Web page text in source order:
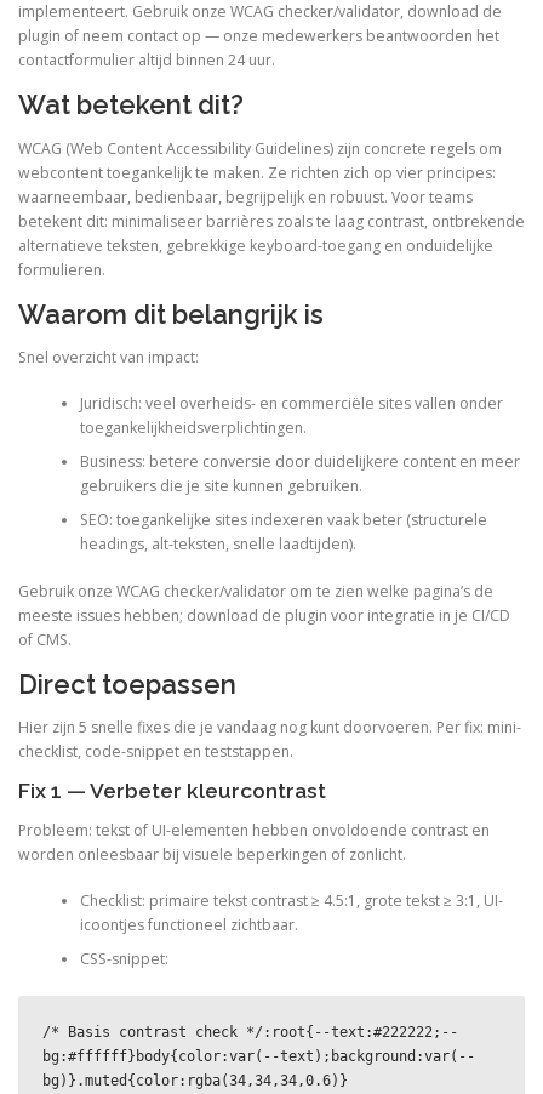
implementeert. Gebruik onze WCAG checker/validator, download de
plugin of neem contact op — onze medewerkers beantwoorden het
contactformulier altijd binnen 24 uur.
Wat betekent dit?
WCAG (Web Content Accessibility Guidelines) zijn concrete regels om
webcontent toegankelijk te maken. Ze richten zich op vier principes:
waarneembaar, bedienbaar, begrijpelijk en robuust. Voor teams
betekent dit: minimaliseer barrières zoals te laag contrast, ontbrekende
alternatieve teksten, gebrekkige keyboard-toegang en onduidelijke
formulieren.
Waarom dit belangrijk is
Snel overzicht van impact:
Juridisch: veel overheids- en commerciële sites vallen onder
toegankelijkheidsverplichtingen.
Business: betere conversie door duidelijkere content en meer
gebruikers die je site kunnen gebruiken.
SEO: toegankelijke sites indexeren vaak beter (structurele
headings, alt-teksten, snelle laadtijden).
Gebruik onze WCAG checker/validator om te zien welke pagina’s de
meeste issues hebben; download de plugin voor integratie in je CI/CD
of CMS.
Direct toepassen
Hier zijn 5 snelle fixes die je vandaag nog kunt doorvoeren. Per fix: mini-
checklist, code-snippet en teststappen.
Fix 1 — Verbeter kleurcontrast
Probleem: tekst of UI-elementen hebben onvoldoende contrast en
worden onleesbaar bij visuele beperkingen of zonlicht.
Checklist: primaire tekst contrast ≥ 4.5:1, grote tekst ≥ 3:1, UI-
icoontjes functioneel zichtbaar.
CSS-snippet:
/* Basis contrast check */:root{--text:#222222;--
bg:#ffffff}body{color:var(--text);background:var(--
bg)}.muted{color:rgba(34,34,34,0.6)}